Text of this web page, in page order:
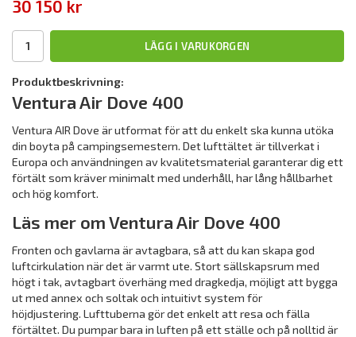
30 150 kr
LÄGG I VARUKORGEN
Produktbeskrivning:
Ventura Air Dove 400
Ventura AIR Dove är utformat för att du enkelt ska kunna utöka
din boyta på campingsemestern. Det lufttältet är tillverkat i
Europa och användningen av kvalitetsmaterial garanterar dig ett
förtält som kräver minimalt med underhåll, har lång hållbarhet
och hög komfort.
Läs mer om Ventura Air Dove 400
Fronten och gavlarna är avtagbara, så att du kan skapa god
luftcirkulation när det är varmt ute. Stort sällskapsrum med
högt i tak, avtagbart överhäng med dragkedja, möjligt att bygga
ut med annex och soltak och intuitivt system för
höjdjustering. Lufttuberna gör det enkelt att resa och fälla
förtältet. Du pumpar bara in luften på ett ställe och på nolltid är